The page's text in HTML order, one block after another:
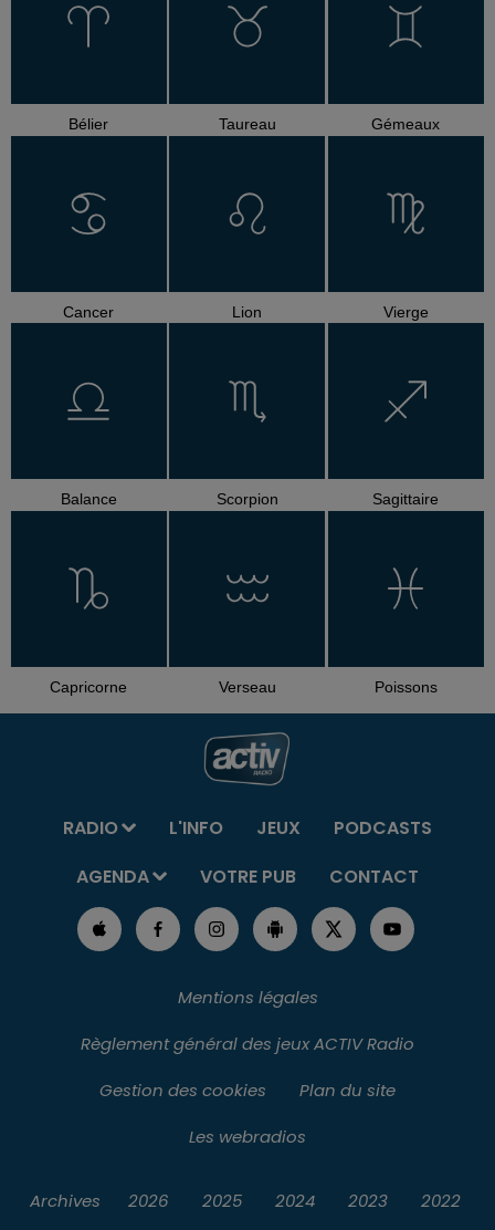
Bélier Taureau Gémeaux
Cancer Lion Vierge
Balance Scorpion Sagittaire
Capricorne Verseau Poissons
RADIO L'INFO JEUX
PODCASTS
AGENDA
VOTRE PUB CONTACT
Mentions légales
Règlement général des jeux ACTIV Radio
Gestion des cookies
Plan du site
Les webradios
Archives 2026 2025 2024 2023 2022